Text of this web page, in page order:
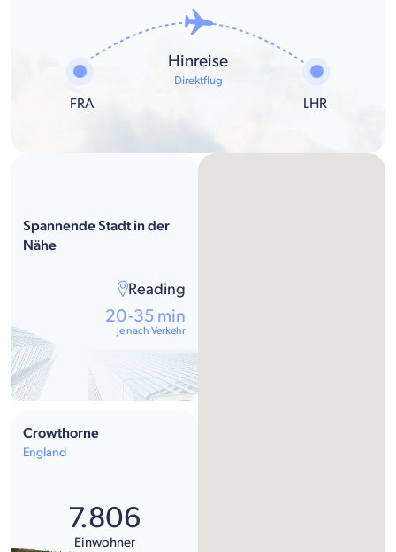
FRA
Hinreise
Direktflug
LHR
Spannende Stadt in der
Nähe
Reading
20-35 min
je nach Verkehr
Crowthorne
England
7.806
Einwohner